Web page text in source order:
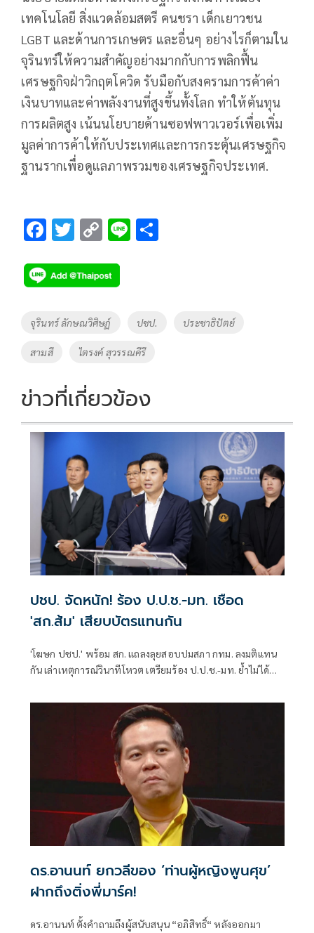
เทคโนโลยี สิ่งแวดล้อมสตรี คนชรา เด็กเยาวชน
LGBT และด้านการเกษตร และอื่นๆ อย่างไรก็ตามใน
จุรินทร์ให้ความสำคัญอย่างมากกับการพลิกฟื้น
เศรษฐกิจฝ่าวิกฤตโควิด รับมือกับสงครามการค้าค่า
เงินบาทและค่าพลังงานที่สูงขึ้นทั้งโลก ทำให้ต้นทุน
การผลิตสูง เน้นนโยบายด้านซอฟพาวเวอร์เพื่อเพิ่ม
มูลค่าการค้าให้กับประเทศและการกระตุ้นเศรษฐกิจ
ฐานรากเพื่อดูแลภาพรวมของเศรษฐกิจประเทศ.
F
e
b
o
o
k
T
tt
er
C
p
y
Li
n
k
Li
Tags
จุรินทร์ ลักษณวิศิษฏ์ ปชป. ประชาธิปัตย์
สามสี ไตรงค์ สุวรรณคีรี
ข่าวที่เกี่ยวข้อง
ปชป. จัดหนัก! ร้อง ป.ป.ช.-มท. เชือด
'สก.ส้ม' เสียบบัตรแทนกัน
'โฆษก ปชป.' พร้อม สก. แถลงลุยสอบปมสภา กทม. ลงมติแทน
กัน เล่าเหตุการณ์วินาทีโหวต เตรียมร้อง ป.ป.ช.-มท. ย้ำไม่ได้
ดร.อานนท์ ยกวลีของ ‘ท่านผู้หญิงพูนศุข’
ฝากถึงติ่งพี่มาร์ค!
ดร.อานนท์ ตั้งคำถามถึงผู้สนับสนุน “อภิสิทธิ์“ หลังออกมา